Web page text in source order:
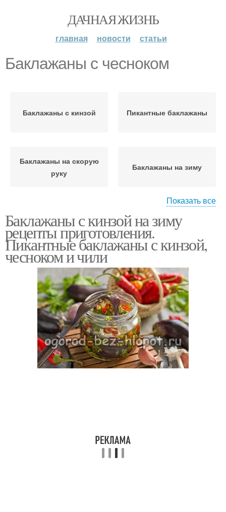
ДАЧНАЯ ЖИЗНЬ
главная новости статьи
Баклажаны с чесноком
Баклажаны с кинзой Пикантные баклажаны
Баклажаны на скорую
руку
Баклажаны на зиму
Баклажан с чесноком Салат с баклажанами
Баклажаны с уксусом Запеченные баклажаны
Баклажаны с морковью
Баклажаны с
помидорами
Жареные баклажаны
Показать все
Баклажаны с кинзой на зиму
рецепты приготовления.
Пикантные баклажаны с кинзой,
чесноком и чили